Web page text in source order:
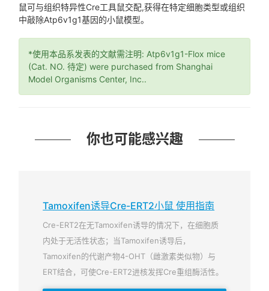
鼠可与组织特异性Cre工具鼠交配,获得在特定细胞类型或组织
中敲除Atp6v1g1基因的小鼠模型。
*使用本品系发表的文献需注明: Atp6v1g1-Flox mice
(Cat. NO. 待定) were purchased from Shanghai
Model Organisms Center, Inc..
你也可能感兴趣
Tamoxifen诱导Cre-ERT2小鼠 使用指南
Cre-ERT2在无Tamoxifen诱导的情况下，在细胞质
内处于无活性状态；当Tamoxifen诱导后，
Tamoxifen的代谢产物4-OHT（雌激素类似物）与
ERT结合，可使Cre-ERT2进核发挥Cre重组酶活性。